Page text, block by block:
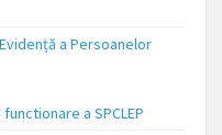
a Persoanelor
a SPCLEP